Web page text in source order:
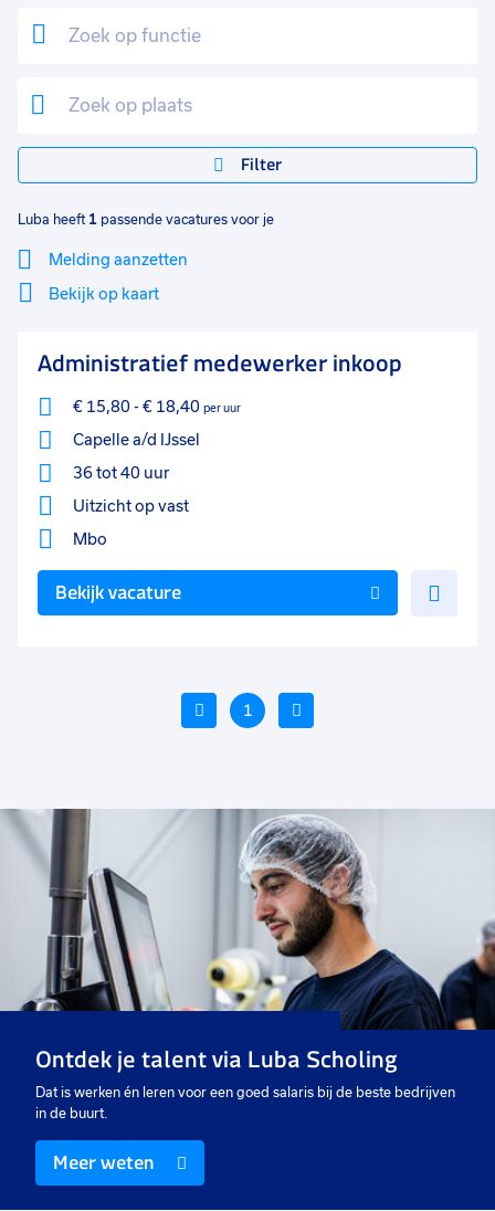
Filter
Luba heeft 1 passende vacatures voor je
Melding aanzetten
Bekijk op kaart
Filter
Sluiten
Administratief medewerker inkoop
€ 15,80- € 18,40 per uur
Capelle a/d IJssel
36 tot 40 uur
Uitzicht op vast
Mbo
Bekijk vacature
Vorige
1
Voeg
toe
aan
favorieten
Administratief medewerker
inkoop
36 tot 40 uur
€ 15,80- € 18,40 p.u.
Ontdek je talent via Luba Scholing
Dat is werken én leren voor een goed salaris bij de beste bedrijven
in de buurt.
Meer weten